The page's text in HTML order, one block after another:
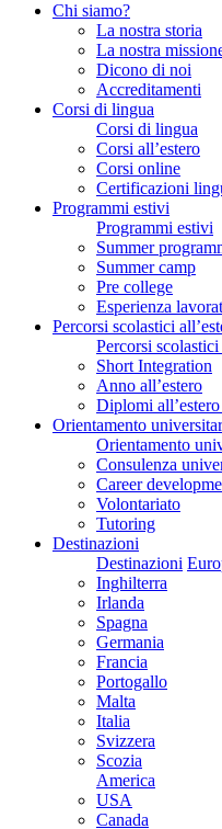
Chi siamo?
La nostra storia
La nostra
Dicono di noi
Accreditamenti
Corsi di lingua
Corsi di lingua
Corsi all’estero
Corsi online
Certificazioni
Programmi estivi
Programmi estivi
Summer
Summer camp
Pre college
Esperienza
Percorsi scolastici
Percorsi scolastici
Short Integration
Anno all’estero
Diplomi
Orientamento
Orientamento
Consulenza
Career
Volontariato
Tutoring
Destinazioni
Destinazioni
Inghilterra
Irlanda
Spagna
Germania
Francia
Portogallo
Malta
Italia
Svizzera
Scozia
America
USA
Canada